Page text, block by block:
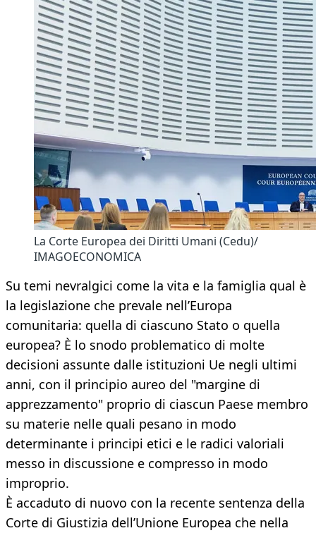
La Corte Europea dei Diritti Umani (Cedu)/
IMAGOECONOMICA
Su temi nevralgici come la vita e la famiglia qual è
la legislazione che prevale nell’Europa
comunitaria: quella di ciascuno Stato o quella
europea? È lo snodo problematico di molte
decisioni assunte dalle istituzioni Ue negli ultimi
anni, con il principio aureo del "margine di
apprezzamento" proprio di ciascun Paese membro
su materie nelle quali pesano in modo
determinante i principi etici e le radici valoriali
messo in discussione e compresso in modo
improprio.
È accaduto di nuovo con la recente sentenza della
Corte di Giustizia dell’Unione Europea che nella